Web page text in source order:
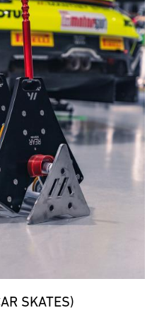
SKATES)